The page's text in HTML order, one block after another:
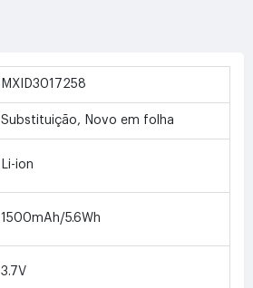
MXID3017258
Substituição, Novo em folha
Li-ion
1500mAh/5.6Wh
3.7V